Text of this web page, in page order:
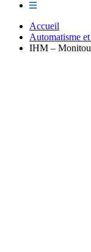
Accueil
Automatisme
IHM –